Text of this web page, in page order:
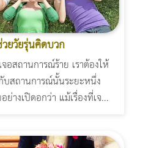
ยวัยรุ่นคิดบวก
อสถานการณ์ร้าย เราต้องให้
บสถานการณ์นั้นระยะหนึ่ง
างเปิดอกว่า แม้เรื่องที่เจ...